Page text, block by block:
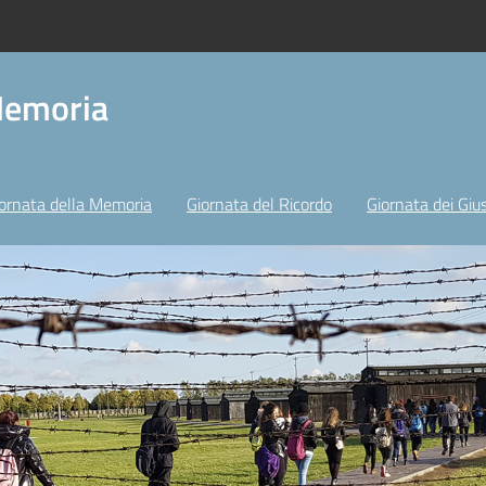
della Memoria Giornata del Ricordo Giornata dei